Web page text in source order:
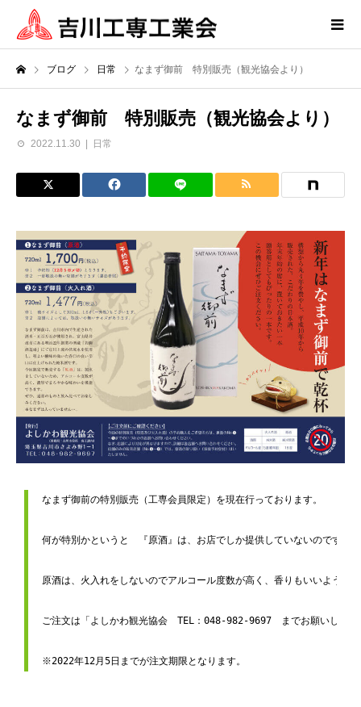
ブログ 日常 なまず御前 特別販売（観光協会より）
なまず御前 特別販売（観光協会より）
2022.11.30 日常
なまず御前の特別販売（工専会員限定）を現在行っております。
何が特別かというと　『原酒』は、お店でしか提供していないのです！
原酒は、火入れをしないのでアルコール度数が高く、香りもいいようで
ご注文は「よしかわ観光協会　TEL：048-982-9697　までお願いします
※2022年12月5日までが注文期限となります。